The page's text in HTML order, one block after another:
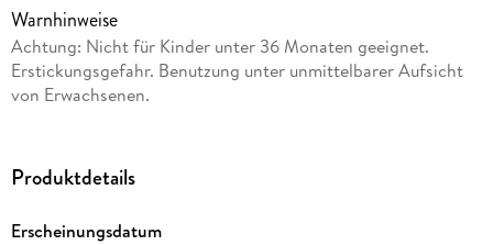
Warnhinweise
Achtung: Nicht für Kinder unter 36 Monaten geeignet.
Erstickungsgefahr. Benutzung unter unmittelbarer Aufsicht
von Erwachsenen.
Produktdetails
Erscheinungsdatum